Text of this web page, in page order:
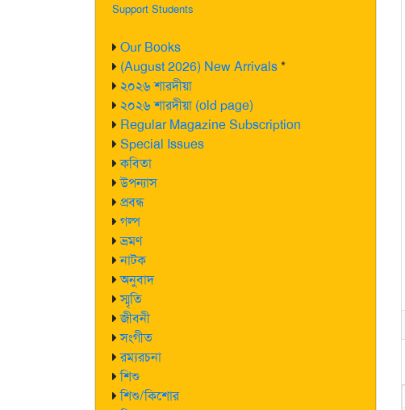
Support Students
Our Books
(August 2026) New Arrivals*
২০২৬ শারদীয়া
২০২৬ শারদীয়া (old page)
Regular Magazine Subscription
Special Issues
কবিতা
উপন্যাস
প্রবন্ধ
গল্প
ভ্রমণ
নাটক
অনুবাদ
স্মৃতি
জীবনী
সংগীত
রম্যরচনা
শিশু
শিশু/কিশোর